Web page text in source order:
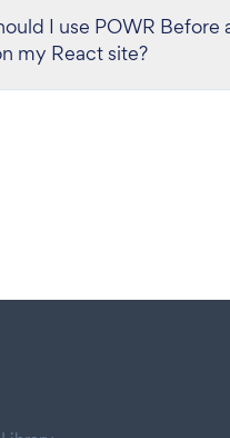
I use POWR Before
my React site?